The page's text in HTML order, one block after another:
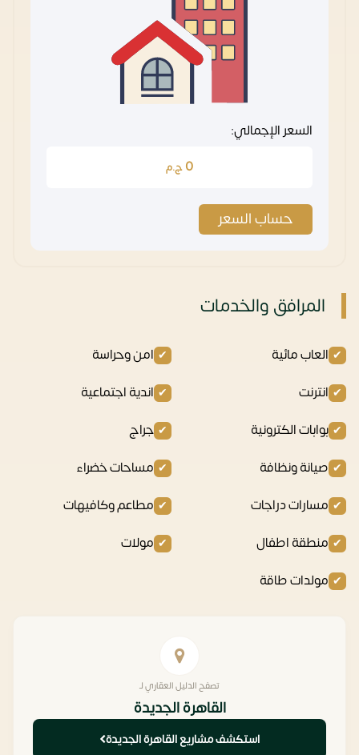
السعر الإجمالي:
0 ج.م
حساب السعر
المرافق والخدمات
العاب مائية
امن وحراسة
انترنت
اندية اجتماعية
بوابات الكترونية
جراج
صيانة ونظافة
مساحات خضراء
مسارات دراجات
مطاعم وكافيهات
منطقة اطفال
مولات
مولدات طاقة
تصفح الدليل العقاري لـ
القاهرة الجديدة
استكشف مشاريع القاهرة الجديدة